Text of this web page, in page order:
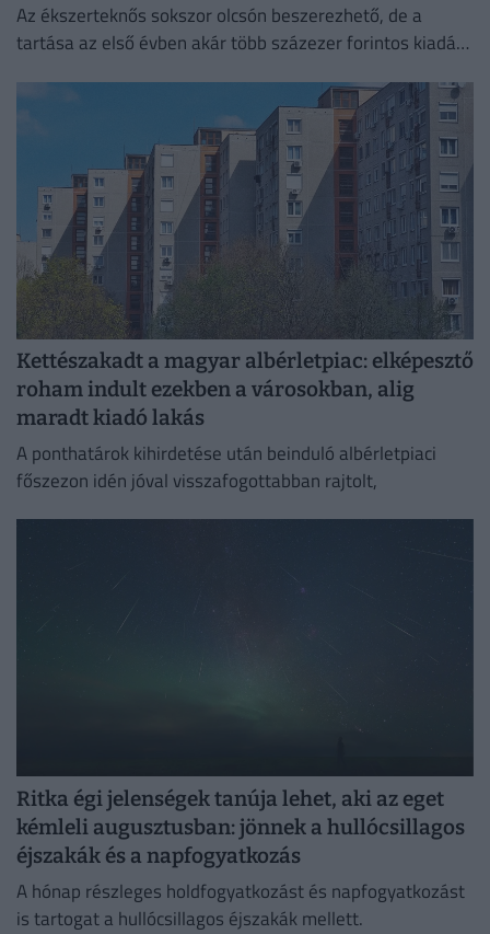
Az ékszerteknős sokszor olcsón beszerezhető, de a
tartása az első évben akár több százezer forintos kiadás
költsége!
Kettészakadt a magyar albérletpiac: elképesztő
roham indult ezekben a városokban, alig
maradt kiadó lakás
A ponthatárok kihirdetése után beinduló albérletpiaci
főszezon idén jóval visszafogottabban rajtolt,
Ritka égi jelenségek tanúja lehet, aki az eget
kémleli augusztusban: jönnek a hullócsillagos
éjszakák és a napfogyatkozás
A hónap részleges holdfogyatkozást és napfogyatkozást
is tartogat a hullócsillagos éjszakák mellett.